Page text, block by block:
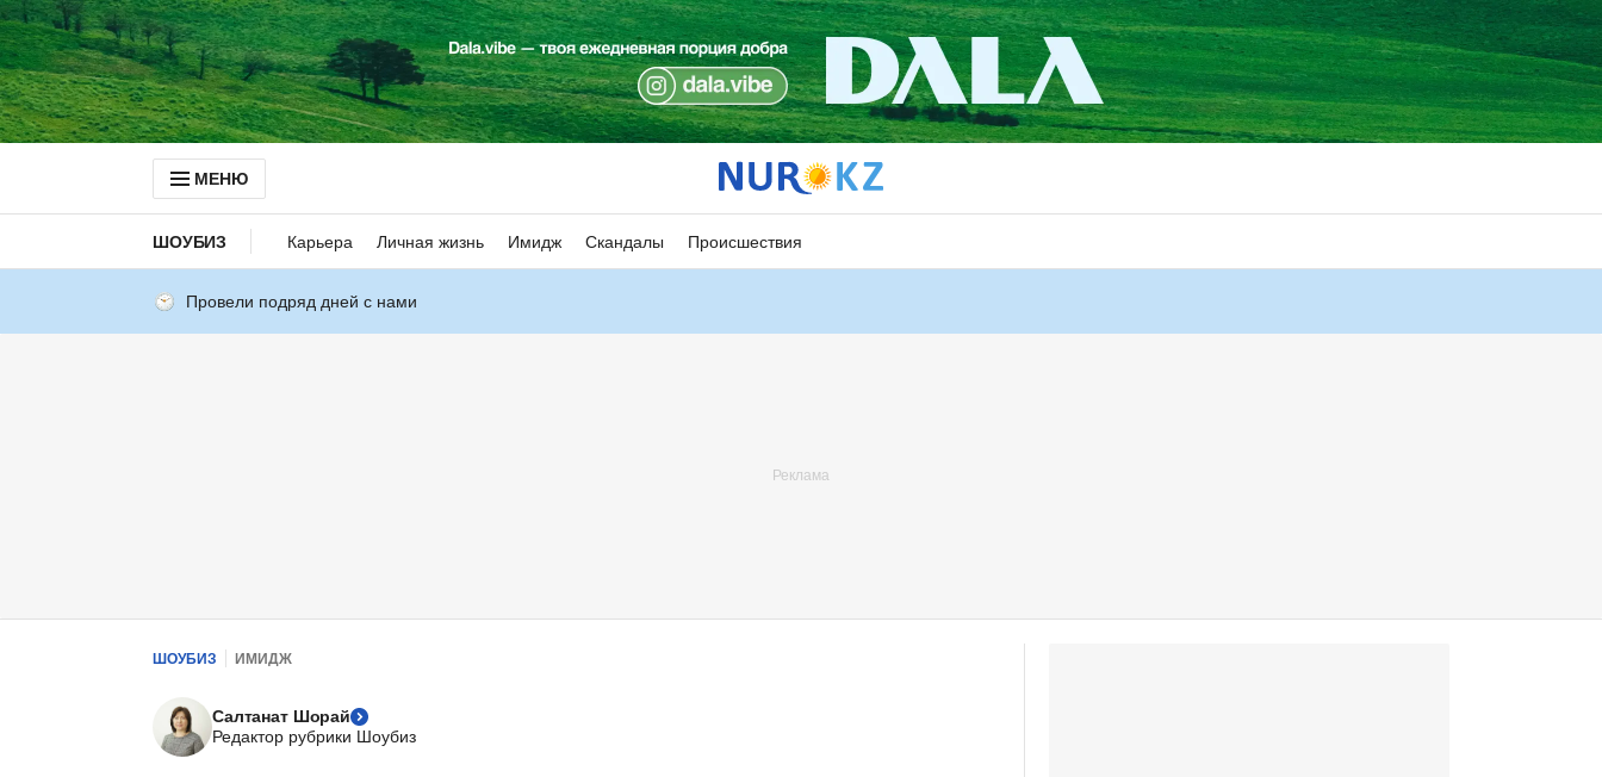
МЕНЮ
ШОУБИЗ Карьера Личная жизнь Имидж Скандалы Происшествия
Провели подряд дней с нами
ШОУБИЗ ИМИДЖ
Салтанат Шорай
Редактор рубрики Шоубиз